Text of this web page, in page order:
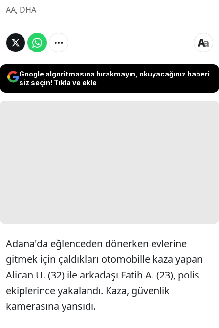
AA, DHA
Google algoritmasına bırakmayın, okuyacağınız haberi
siz seçin! Tıkla ve ekle
Adana'da eğlenceden dönerken evlerine
gitmek için çaldıkları otomobille kaza yapan
Alican U. (32) ile arkadaşı Fatih A. (23), polis
ekiplerince yakalandı. Kaza, güvenlik
kamerasına yansıdı.